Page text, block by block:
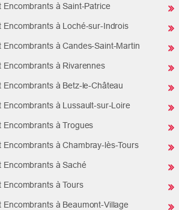
Encombrants à Saint-Patrice
Encombrants à Loché-sur-Indrois
Encombrants à Candes-Saint-Martin
Encombrants à Rivarennes
Encombrants à Betz-le-Château
Encombrants à Lussault-sur-Loire
Encombrants à Trogues
Encombrants à Chambray-lès-Tours
Encombrants à Saché
Encombrants à Tours
Encombrants à Beaumont-Village